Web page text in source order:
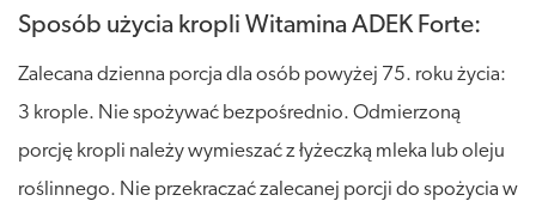
Sposób użycia kropli Witamina ADEK Forte:
Zalecana dzienna porcja dla osób powyżej 75. roku życia:
3 krople. Nie spożywać bezpośrednio. Odmierzoną
porcję kropli należy wymieszać z łyżeczką mleka lub oleju
roślinnego. Nie przekraczać zalecanej porcji do spożycia w